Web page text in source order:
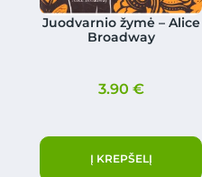
Juodvarnio žymė – Alice
Broadway
3.90 €
Į KREPŠELĮ